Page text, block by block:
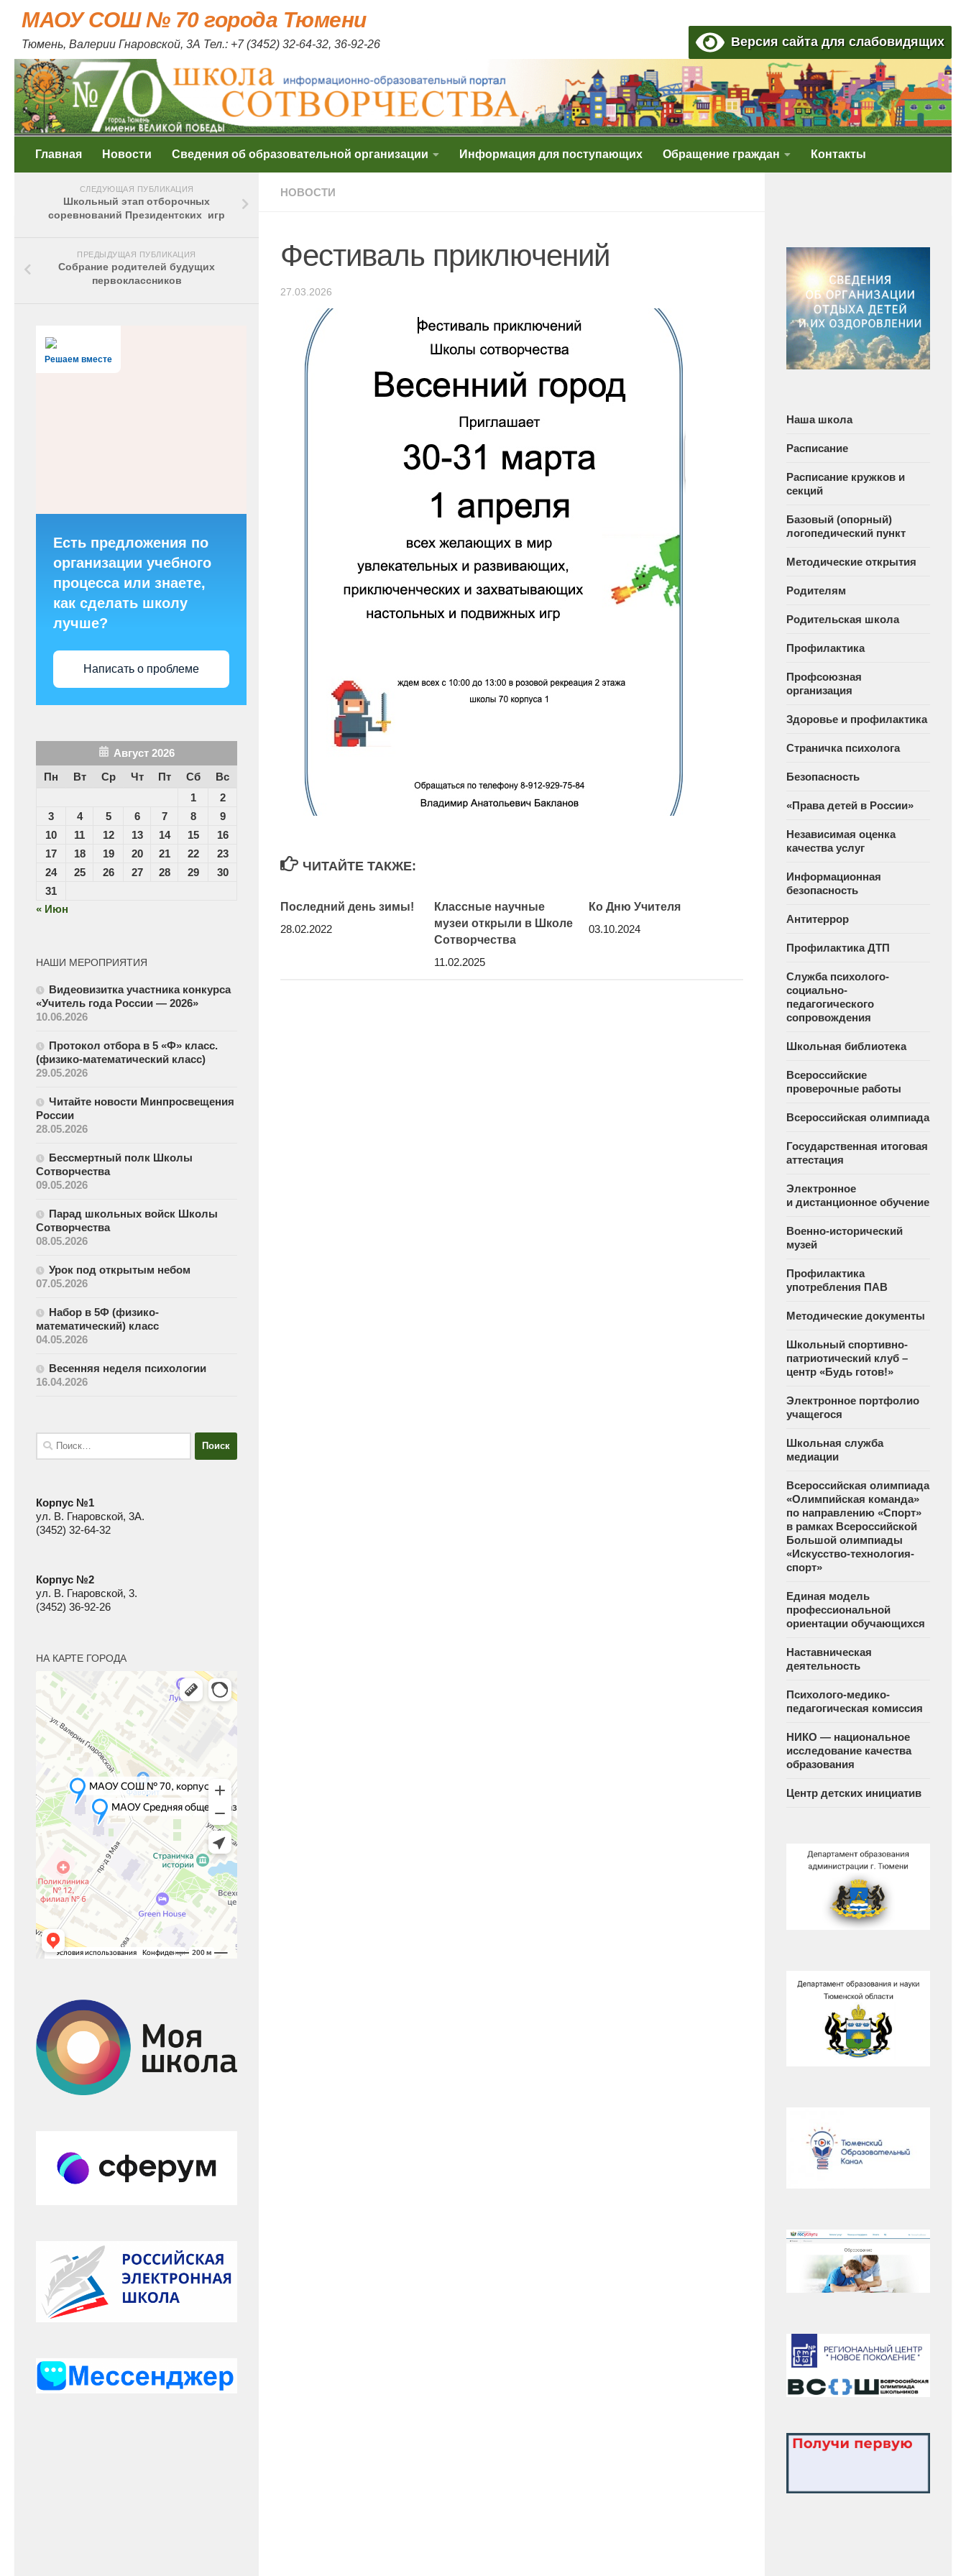
Skip to content
МАОУ СОШ № 70 города Тюмени
Тюмень, Валерии Гнаровской, 3А Тел.: +7 (3452) 32-64-32, 36-92-26 Версия сайта для слабовидящих
Главная Новости Сведения об образовательной организации Информация для поступающих Обращение граждан Контакты
НОВОСТИ
Фестиваль приключений
27.03.2026
ЧИТАЙТЕ ТАКЖЕ:
Последний день зимы!
28.02.2022
Классные научные
музеи открыли в Школе
Сотворчества
11.02.2025
Ко Дню Учителя
03.10.2024
СЛЕДУЮЩАЯ ПУБЛИКАЦИЯ
Школьный этап отборочных
соревнований Президентских игр
ПРЕДЫДУЩАЯ ПУБЛИКАЦИЯ
Собрание родителей будущих
первоклассников
Решаем вместе
Есть предложения по
организации учебного
процесса или знаете,
как сделать школу
лучше?
Написать о проблеме
Август 2026
Пн
Вт Ср Чт Пт Сб
Вс
1
2
3
4 5 6 7 8
9
10
11 12 13 14 15
16
17
18 19 20 21 22
23
24
25 26 27 28 29
30
31
« Июн
НАШИ МЕРОПРИЯТИЯ
Видеовизитка участника конкурса
«Учитель года России — 2026»
10.06.2026
Протокол отбора в 5 «Ф» класс.
(физико-математический класс)
29.05.2026
Читайте новости Минпросвещения
России
28.05.2026
Бессмертный полк Школы
Сотворчества
09.05.2026
Парад школьных войск Школы
Сотворчества
08.05.2026
Урок под открытым небом
07.05.2026
Набор в 5Ф (физико-
математический) класс
04.05.2026
Весенняя неделя психологии
16.04.2026
Найти:
Корпус №1
ул. В. Гнаровской, 3А.
(3452) 32-64-32
Корпус №2
ул. В. Гнаровской, 3.
(3452) 36-92-26
НА КАРТЕ ГОРОДА
Наша школа
Расписание
Расписание кружков и
секций
Базовый (опорный)
логопедический пункт
Методические открытия
Родителям
Родительская школа
Профилактика
Профсоюзная
организация
Здоровье и профилактика
Страничка психолога
Безопасность
«Права детей в России»
Независимая оценка
качества услуг
Информационная
безопасность
Антитеррор
Профилактика ДТП
Служба психолого-
социально-
педагогического
сопровождения
Школьная библиотека
Всероссийские
проверочные работы
Всероссийская олимпиада
Государственная итоговая
аттестация
Электронное
и дистанционное обучение
Военно-исторический
музей
Профилактика
употребления ПАВ
Методические документы
Школьный спортивно-
патриотический клуб –
центр «Будь готов!»
Электронное портфолио
учащегося
Школьная служба
медиации
Всероссийская олимпиада
«Олимпийская команда»
по направлению «Спорт»
в рамках Всероссийской
Большой олимпиады
«Искусство-технология-
спорт»
Единая модель
профессиональной
ориентации обучающихся
Наставническая
деятельность
Психолого-медико-
педагогическая комиссия
НИКО — национальное
исследование качества
образования
Центр детских инициатив